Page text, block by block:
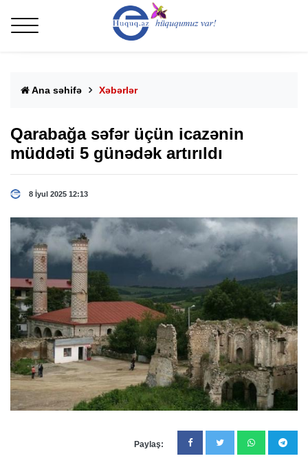
Ana səhifə Xəbərlər
Qarabağa səfər üçün icazənin
müddəti 5 günədək artırıldı
8 İyul 2025 12:13
Paylaş: